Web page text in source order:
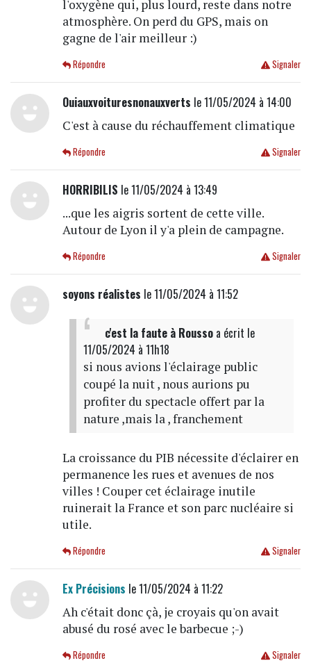
l'oxygène qui, plus lourd, reste dans notre
atmosphère. On perd du GPS, mais on
gagne de l'air meilleur :)
Signaler
Répondre
Ouiauxvoituresnonauxverts le 11/05/2024 à 14:00
C'est à cause du réchauffement climatique
Signaler
Répondre
HORRIBILIS le 11/05/2024 à 13:49
...que les aigris sortent de cette ville.
Autour de Lyon il y'a plein de campagne.
Signaler
Répondre
soyons réalistes le 11/05/2024 à 11:52
c'est la faute à Roussoa écrit le
11/05/2024 à 11h18
si nous avions l'éclairage public
coupé la nuit , nous aurions pu
profiter du spectacle offert par la
nature ,mais la , franchement
La croissance du PIB nécessite d'éclairer en
permanence les rues et avenues de nos
villes ! Couper cet éclairage inutile
ruinerait la France et son parc nucléaire si
utile.
Signaler
Répondre
Ex Précisions le 11/05/2024 à 11:22
Ah c'était donc çà, je croyais qu'on avait
abusé du rosé avec le barbecue ;-)
Signaler
Répondre